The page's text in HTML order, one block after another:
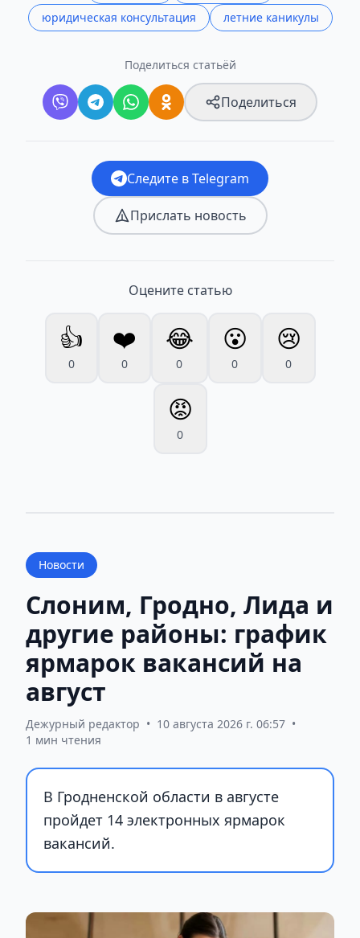
юридическая консультация
летние каникулы
Поделиться статьёй
Поделиться
Следите в Telegram
Прислать новость
Оцените статью
👍
0
❤️
0
😂
0
😮
0
😢
0
😡
0
Новости
Слоним, Гродно, Лида и
другие районы: график
ярмарок вакансий на
август
Дежурный редактор • 10 августа 2026 г. 06:57 •
1 мин чтения
В Гродненской области в августе
пройдет 14 электронных ярмарок
вакансий.